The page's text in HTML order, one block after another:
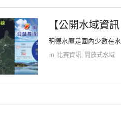
【公開水域資
明德水庫是國內少數在
in 比賽資訊, 開放式水域